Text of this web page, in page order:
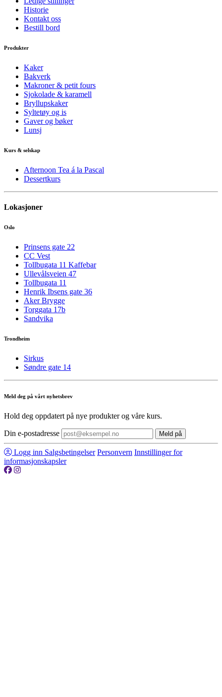
Historie
Kontakt oss
Bestill bord
Produkter
Kaker
Bakverk
Makroner & petit fours
Sjokolade & karamell
Bryllupskaker
Syltetøy og is
Gaver og bøker
Lunsj
Kurs & selskap
Afternoon Tea á la Pascal
Dessertkurs
Lokasjoner
Oslo
Prinsens gate 22
CC Vest
Tollbugata 11 Kaffebar
Ullevålsveien 47
Tollbugata 11
Henrik Ibsens gate 36
Aker Brygge
Torggata 17b
Sandvika
Trondheim
Sirkus
Søndre gate 14
Meld deg på vårt nyhetsbrev
Hold deg oppdatert på nye produkter og våre kurs.
Din e-postadresse Meld på
Logg inn Salgsbetingelser Personvern Innstillinger for
informasjonskapsler